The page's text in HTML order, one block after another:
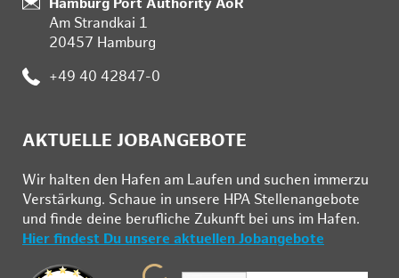
Standort:
Hamburg Port Authority AöR
Am Strandkai 1
20457 Hamburg
Telefon:
+49 40 42847-0
AKTUELLE JOBANGEBOTE
Wir hal­ten den Ha­fen am Lau­fen und su­chen im­mer­zu
Ver­stär­kung. Schau­e in un­se­re HPA Stel­len­an­ge­bo­te
und fin­de deine be­ruf­li­che Zu­kunft bei uns im Ha­fen.
Hier findest Du unsere aktuellen Jobangebote